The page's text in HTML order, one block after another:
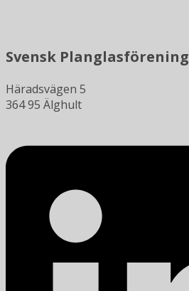
Svensk Planglasförening
Häradsvägen 5
364 95 Älghult